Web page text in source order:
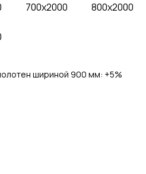
700x2000 800x2000
полотен шириной 900 мм: +5%